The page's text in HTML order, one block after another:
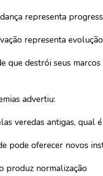
representa
representa
que destrói seus
advertiu:
veredas antigas, qual
pode oferecer novos
produz normalização